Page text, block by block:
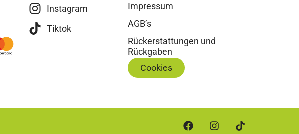
Instagram
Tiktok
Impressum
AGB’s
Rückerstattungen und
Rückgaben
Cookies